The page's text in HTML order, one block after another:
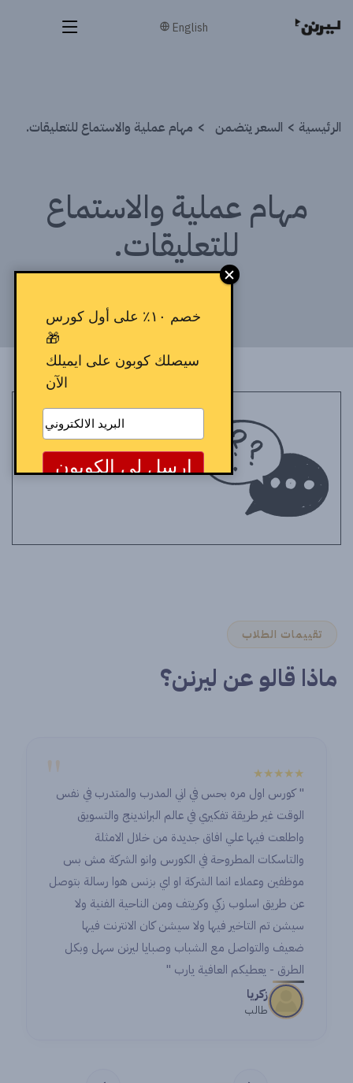
English
الرئيسية السعر يتضمن مهام عملية والاستماع للتعليقات.
مهام عملية والاستماع
للتعليقات.
تقييمات الطلاب
ماذا قالو عن ليرنن؟
"
★★★★★
" كورس اول مره بحس في اني المدرب والمتدرب في نفس
الوقت غير طريقة تفكيري في عالم البراندينج والتسويق
واطلعت فيها علي افاق جديدة من خلال الامثلة
والتاسكات المطروحة في الكورس وانو الشركة مش بس
موظفين وعملاء انما الشركة او اي بزنس هوا رسالة بتوصل
عن طريق اسلوب زكي وكريتف ومن الناحية الفنية ولا
سيشن تم التاخير فيها ولا سيشن كان الانترنت فيها
ضعيف والتواصل مع الشباب وصبايا ليرنن سهل وبكل
الطرق - يعطيكم العافية يارب "
زكريا
طالب
خصم ١٠٪ على أول كورس
🎁
سيصلك كوبون على ايميلك
الآن